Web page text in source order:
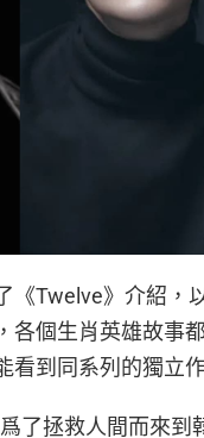
《Twelve》介紹，
各個生肖英雄故事
看到同系列的獨立
了拯救人間而來